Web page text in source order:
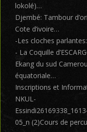
lokolé)…
Djembé: Tambour
Cote d’ivoire…
-Les cloches
- La Coquille
Ekang du sud
équatoriale…
Inscriptions et
NKUL-
05_n (2)Cours de